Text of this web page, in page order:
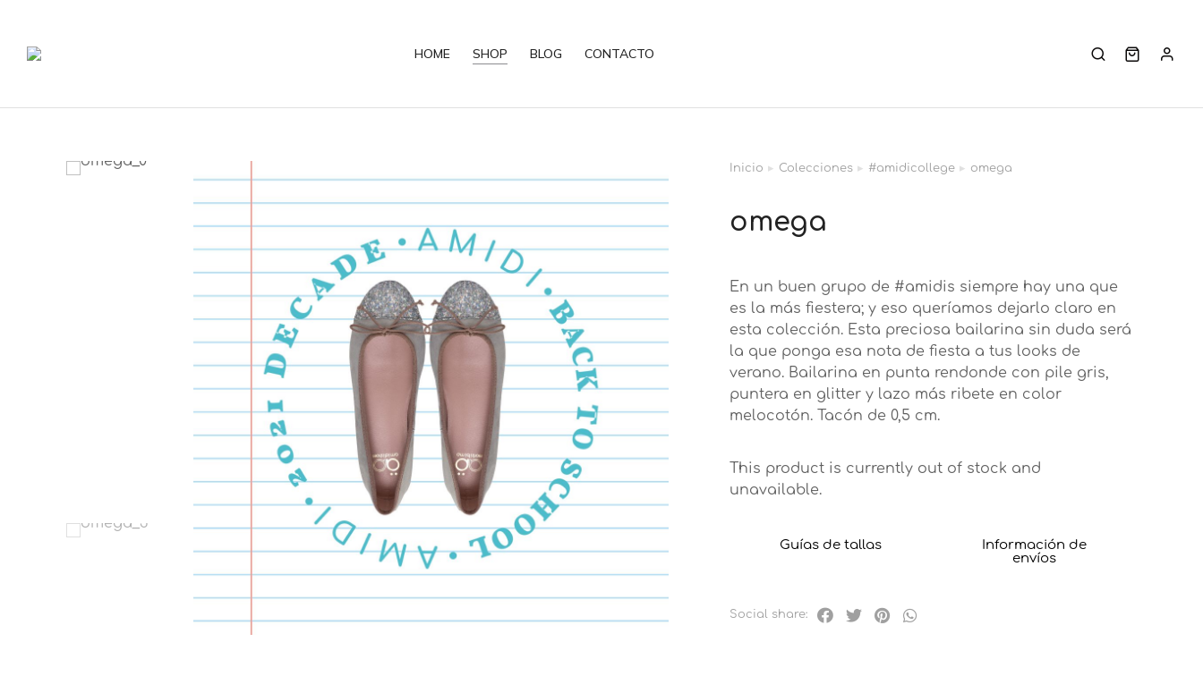
HOME SHOP BLOG CONTACTO
Estás aquí:
Inicio Colecciones #amidicollege omega
omega
En un buen grupo de #amidis siempre hay una que
es la más fiestera; y eso queríamos dejarlo claro en
esta colección. Esta preciosa bailarina sin duda será
la que ponga esa nota de fiesta a tus looks de
verano. Bailarina en punta rendonde con pile gris,
puntera en glitter y lazo más ribete en color
melocotón. Tacón de 0,5 cm.
This product is currently out of stock and
unavailable.
Guías de tallas
Información de
envíos
Social share: